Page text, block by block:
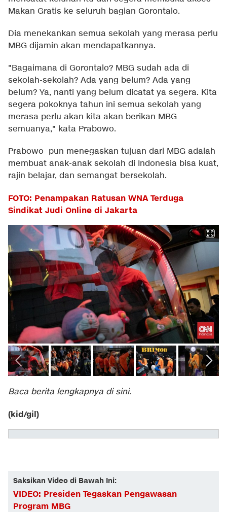
Makan Gratis ke seluruh bagian Gorontalo.
Dia menekankan semua sekolah yang merasa perlu
MBG dijamin akan mendapatkannya.
"Bagaimana di Gorontalo? MBG sudah ada di
sekolah-sekolah? Ada yang belum? Ada yang
belum? Ya, nanti yang belum dicatat ya segera. Kita
segera pokoknya tahun ini semua sekolah yang
merasa perlu akan kita akan berikan MBG
semuanya," kata Prabowo.
Prabowo pun menegaskan tujuan dari MBG adalah
membuat anak-anak sekolah di Indonesia bisa kuat,
rajin belajar, dan semangat bersekolah.
FOTO: Penampakan Ratusan WNA Terduga
Sindikat Judi Online di Jakarta
Baca berita lengkapnya di sini.
(kid/gil)
Saksikan Video di Bawah Ini:
VIDEO: Presiden Tegaskan Pengawasan
Program MBG